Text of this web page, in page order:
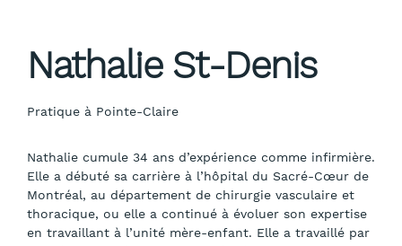
Nathalie St-Denis
Pratique à Pointe-Claire
Nathalie cumule 34 ans d’expérience comme infirmière.
Elle a débuté sa carrière à l’hôpital du Sacré-Cœur de
Montréal, au département de chirurgie vasculaire et
thoracique, ou elle a continué à évoluer son expertise
en travaillant à l’unité mère-enfant. Elle a travaillé par